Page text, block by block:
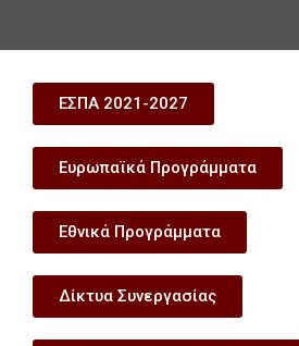
ΕΣΠΑ 2021-2027
Ευρωπαϊκά Προγράμματα
Εθνικά Προγράμματα
Δίκτυα Συνεργασίας